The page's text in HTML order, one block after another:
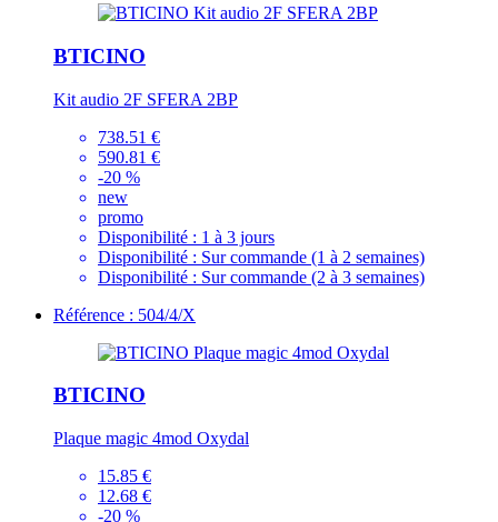
BTICINO
Kit audio 2F SFERA 2BP
738.51 €
590.81 €
-20 %
new
promo
Disponibilité : 1 à 3 jours
Disponibilité : Sur commande (1 à 2 semaines)
Disponibilité : Sur commande (2 à 3 semaines)
Référence : 504/4/X
BTICINO
Plaque magic 4mod Oxydal
15.85 €
12.68 €
-20 %